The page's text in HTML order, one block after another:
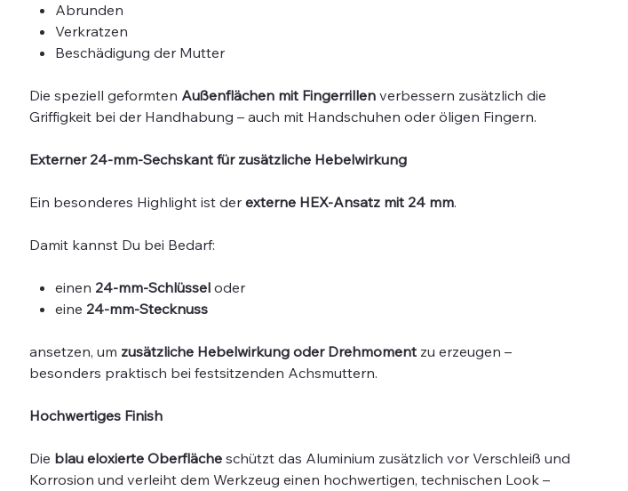
Abrunden
Verkratzen
Beschädigung der Mutter
Die speziell geformten Außenflächen mit Fingerrillenverbessern zusätzlich die
Griffigkeit bei der Handhabung – auch mit Handschuhen oder öligen Fingern.
Externer 24-mm-Sechskant für zusätzliche Hebelwirkung
Ein besonderes Highlight ist der externe HEX-Ansatz mit 24 mm.
Damit kannst Du bei Bedarf:
einen 24-mm-Schlüsseloder
eine 24-mm-Stecknuss
ansetzen, um zusätzliche Hebelwirkung oder Drehmomentzu erzeugen –
besonders praktisch bei festsitzenden Achsmuttern.
Hochwertiges Finish
Die blau eloxierte Oberflächeschützt das Aluminium zusätzlich vor Verschleiß und
Korrosion und verleiht dem Werkzeug einen hochwertigen, technischen Look –